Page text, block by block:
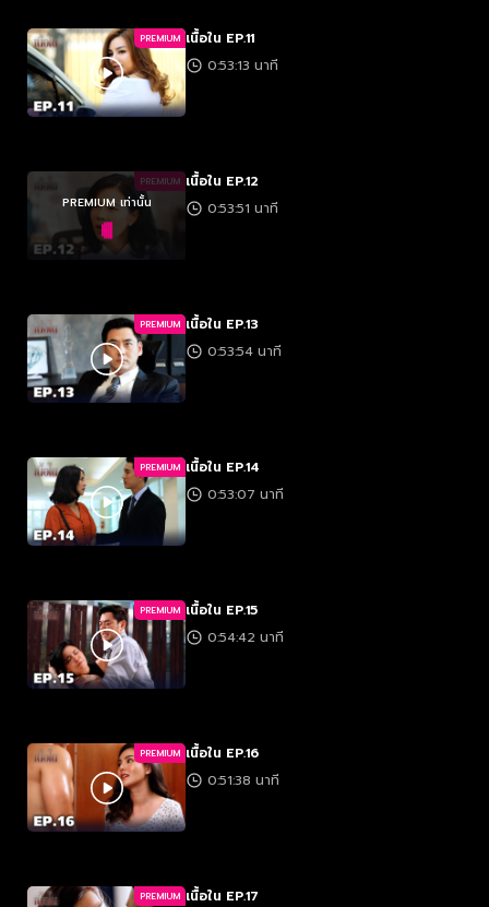
PREMIUM เนื้อใน EP.11
0:53:13 นาที
PREMIUM
PREMIUM เท่านั้น
เนื้อใน EP.12
0:53:51 นาที
PREMIUM เนื้อใน EP.13
0:53:54 นาที
PREMIUM เนื้อใน EP.14
0:53:07 นาที
PREMIUM เนื้อใน EP.15
0:54:42 นาที
PREMIUM เนื้อใน EP.16
0:51:38 นาที
PREMIUM เนื้อใน EP.17